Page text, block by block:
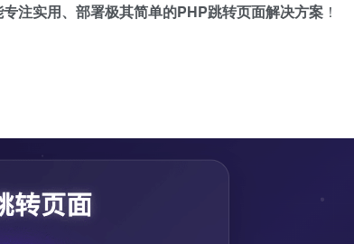
注实用、部署极其简单的PHP跳转页面解决方案 ！